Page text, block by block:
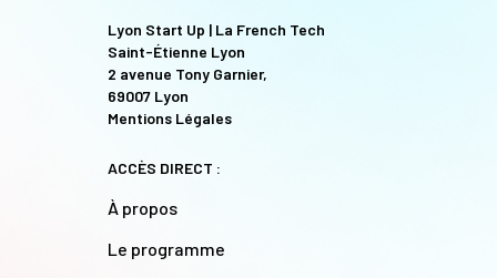
Lyon Start Up | La French Tech
Saint-Étienne Lyon
2 avenue Tony Garnier,
69007 Lyon
Mentions Légales
ACCÈS DIRECT :
À propos
Le programme